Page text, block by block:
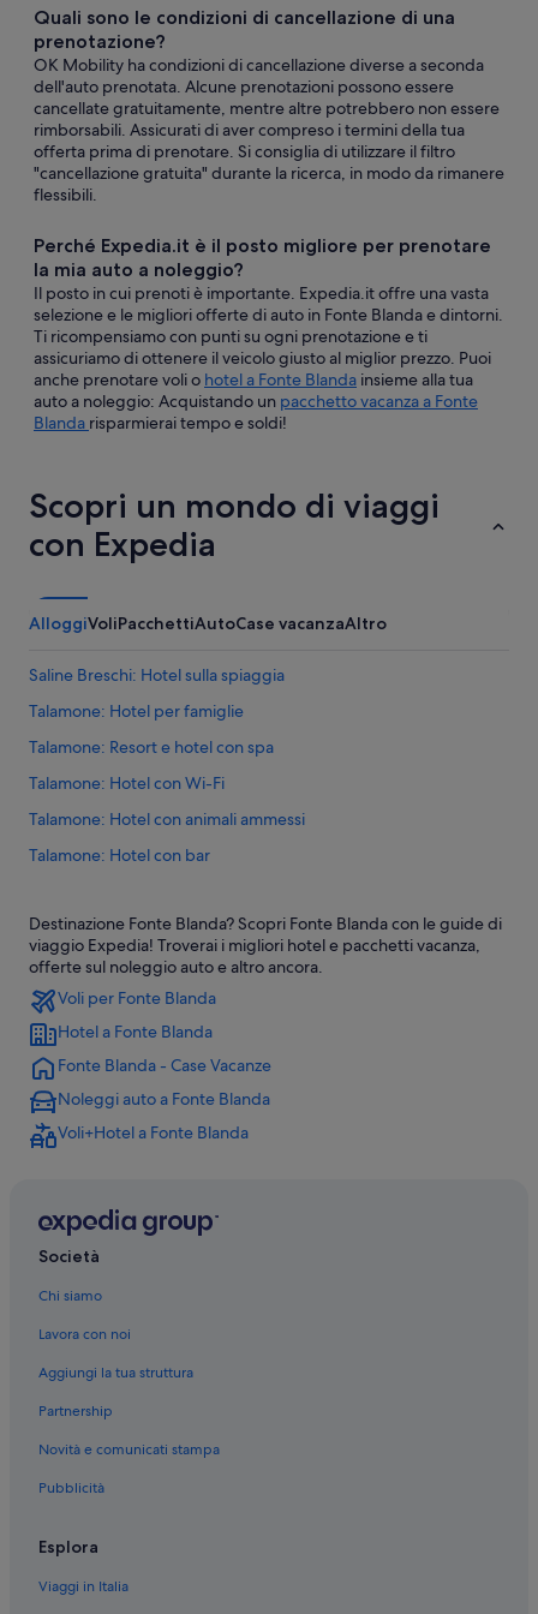
Quali sono le condizioni di cancellazione di una
prenotazione?
OK Mobility ha condizioni di cancellazione diverse a seconda
dell'auto prenotata. Alcune prenotazioni possono essere
cancellate gratuitamente, mentre altre potrebbero non essere
rimborsabili. Assicurati di aver compreso i termini della tua
offerta prima di prenotare. Si consiglia di utilizzare il filtro
"cancellazione gratuita" durante la ricerca, in modo da rimanere
flessibili.
Perché Expedia.it è il posto migliore per prenotare
la mia auto a noleggio?
Il posto in cui prenoti è importante. Expedia.it offre una vasta
selezione e le migliori offerte di auto in Fonte Blanda e dintorni.
Ti ricompensiamo con punti su ogni prenotazione e ti
assicuriamo di ottenere il veicolo giusto al miglior prezzo. Puoi
anche prenotare voli o hotel a Fonte Blanda insieme alla tua
auto a noleggio: Acquistando un pacchetto vacanza a Fonte
Blanda risparmierai tempo e soldi!
Scopri un mondo di viaggi
con Expedia
AlloggiVoliPacchettiAutoCase vacanzaAltro
Saline Breschi: Hotel sulla spiaggia
Talamone: Hotel per famiglie
Talamone: Resort e hotel con spa
Talamone: Hotel con Wi-Fi
Talamone: Hotel con animali ammessi
Talamone: Hotel con bar
Fonte Blanda: Hotel per famiglie
Fonte Blanda: Hotel con piscina
Fonte Blanda: Hotel romantici
Fonte Blanda: Hotel con bar
Fonte Blanda: Hotel con azienda vinicola
Fonte Blanda: Hotel sulla spiaggia
Fonte Blanda: Hotel per chi ama l'avventura
Stazione di Albinia: Case private in affitto
Albinia: Ostelli
Albinia: Cottage
Talamone: Ville
Destinazione Fonte Blanda? Scopri Fonte Blanda con le guide di
viaggio Expedia! Troverai i migliori hotel e pacchetti vacanza,
offerte sul noleggio auto e altro ancora.
Voli per Fonte Blanda
Hotel a Fonte Blanda
Fonte Blanda - Case Vacanze
Noleggi auto a Fonte Blanda
Voli+Hotel a Fonte Blanda
Società
Chi siamo
Lavora con noi
Aggiungi la tua struttura
Partnership
Novità e comunicati stampa
Pubblicità
Esplora
Viaggi in Italia